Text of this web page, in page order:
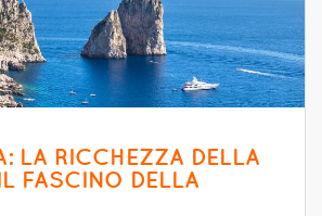
LA RICCHEZZA DELLA
FASCINO DELLA